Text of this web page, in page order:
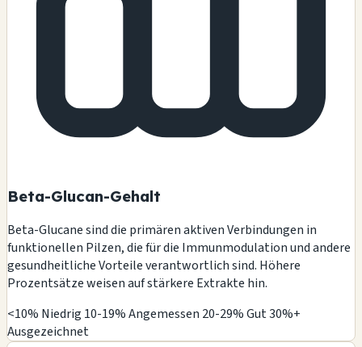
Beta-Glucan-Gehalt
Beta-Glucane sind die primären aktiven Verbindungen in
funktionellen Pilzen, die für die Immunmodulation und andere
gesundheitliche Vorteile verantwortlich sind. Höhere
Prozentsätze weisen auf stärkere Extrakte hin.
<10% Niedrig 10-19% Angemessen 20-29% Gut30%+
Ausgezeichnet